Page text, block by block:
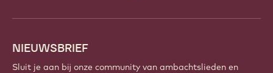
NIEUWSBRIEF
Sluit je aan bij onze community van ambachtslieden en